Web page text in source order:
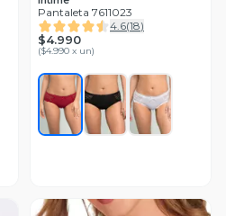
Pantaleta 7611023
4.6(18)
$4.990
($4.990 x un)